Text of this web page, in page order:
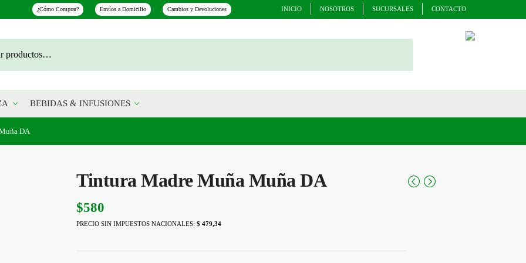
¿Cómo Comprar? Envíos a Domicilio Cambios y Devoluciones INICIO NOSOTROS SUCURSALES CONTACTO
BEBIDAS & INFUSIONES
DA
Tintura Madre Muña Muña DA
$580
PRECIO SIN IMPUESTOS NACIONALES:$ 479,34